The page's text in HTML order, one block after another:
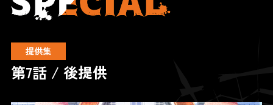
提供集
第7話 / 後提供